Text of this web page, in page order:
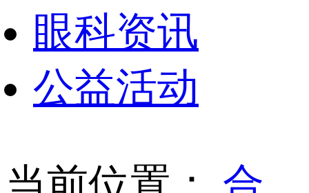
眼科资讯
公益活动